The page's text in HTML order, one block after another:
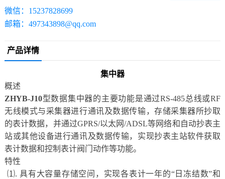
微信：15237828699
邮箱：497343898@qq.com
产品详情
集中器
概述
ZHYB-J10型数据集中器的主要功能是通过RS-485总线或RF
无线模式与采集器进行通讯及数据传输，存储采集器所抄取
的表计数据，并通过GPRS/以太网/ADSL等网络和自动抄表主
站或其他设备进行通讯及数据传输，实现抄表主站软件获取
表计数据和控制表计阀门动作等功能。
特性
⑴. 具有大容量存储空间，实现各表计一年的“日冻结数”和